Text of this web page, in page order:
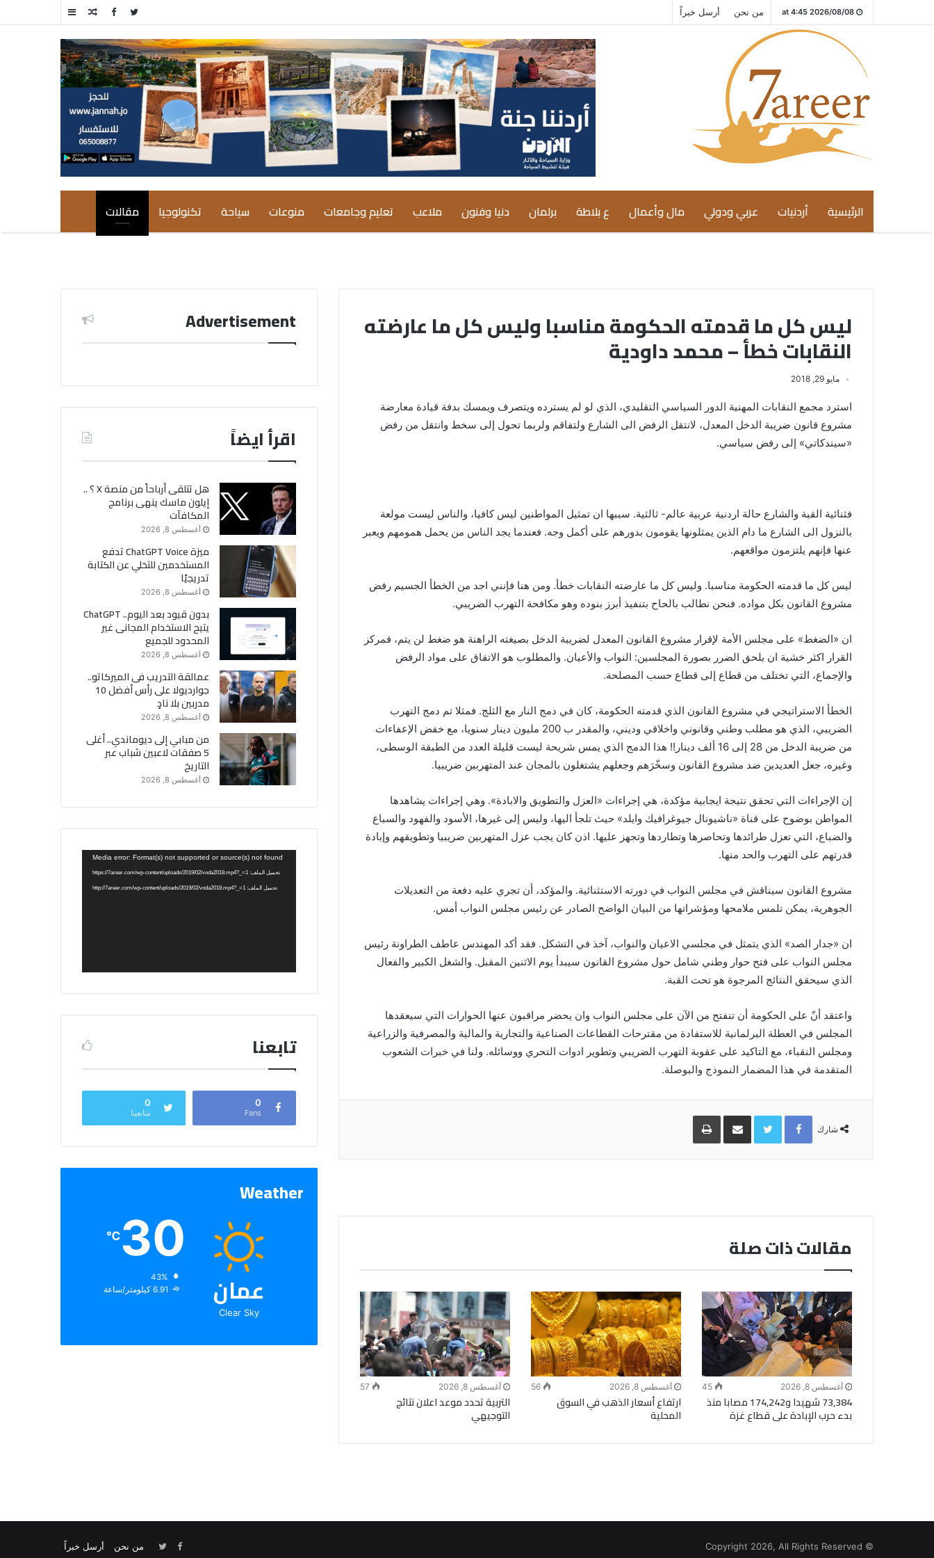
2026/08/08 at 4:45 من نحن أرسل خبراً إضافة
جانبي
مقال
الرئيسية أردنيات عربي ودولي مال وأعمال ع بلاطة برلمان دنيا وفنون ملاعب تعليم وجامعات منوعات سياحة تكنولوجيا مقالات
ليس كل ما قدمته الحكومة مناسبا وليس كل ما عارضته
النقابات خطأ – محمد داودية
مايو 29, 2018
استرد مجمع النقابات المهنية الدور السياسي التقليدي، الذي لو لم يسترده ويتصرف ويمسك بدفة قيادة معارضة
مشروع قانون ضريبة الدخل المعدل، لانتقل الرفض الى الشارع ولتفاقم ولربما تحول إلى سخط وانتقل من رفض
«سيندكاتي» إلى رفض سياسي.
فثنائية القبة والشارع حالة اردنية عربية عالم- ثالثية. سببها ان تمثيل المواطنين ليس كافيا، والناس ليست مولعة
بالنزول الى الشارع ما دام الذين يمثلونها يقومون بدورهم على أكمل وجه. فعندما يجد الناس من يحمل همومهم ويعبر
عنها فإنهم يلتزمون مواقعهم.
ليس كل ما قدمته الحكومة مناسبا. وليس كل ما عارضته النقابات خطأ. ومن هنا فإنني اجد من الخطأ الجسيم رفض
مشروع القانون بكل مواده. فنحن نطالب بالحاح بتنفيذ أبرز بنوده وهو مكافحة التهرب الضريبي.
ان «الضغط» على مجلس الأمة لإقرار مشروع القانون المعدل لضريبة الدخل بصيغته الراهنة هو ضغط لن يتم، فمركز
القرار اكثر خشية ان يلحق الضرر بصورة المجلسين: النواب والأعيان. والمطلوب هو الاتفاق على مواد الرفض
والإجماع، التي تختلف من قطاع إلى قطاع حسب المصلحة.
الخطأ الاستراتيجي في مشروع القانون الذي قدمته الحكومة، كان في دمج النار مع الثلج. فمثلا تم دمج التهرب
الضريبي، الذي هو مطلب وطني وقانوني واخلاقي وديني، والمقدر ب 200 مليون دينار سنويا، مع خفض الإعفاءات
من ضريبة الدخل من 28 إلى 16 ألف دينار!! هذا الدمج الذي يمس شريحة ليست قليلة العدد من الطبقة الوسطى،
وغيره، جعل العديدين ضد مشروع القانون وسخّرَهم وجعلهم يشتغلون بالمجان عند المتهربين ضريبيا.
إن الإجراءات التي تحقق نتيجة ايجابية مؤكدة، هي إجراءات «العزل والتطويق والابادة». وهي إجراءات يشاهدها
المواطن بوضوح على قناة «ناشيونال جيوغرافيك وايلد» حيث تلجأ اليها، وليس إلى غيرها، الأسود والفهود والسباع
والضباع، التي تعزل طرائدها وتحاصرها وتطاردها وتجهز عليها. اذن كان يجب عزل المتهربين ضريبيا وتطويقهم وإبادة
قدرتهم على التهرب والحد منها.
مشروع القانون سيناقش في مجلس النواب في دورته الاستثنائية. والمؤكد، أن تجري عليه دفعة من التعديلات
الجوهرية، يمكن تلمس ملامحها ومؤشراتها من البيان الواضح الصادر عن رئيس مجلس النواب أمس.
ان «جدار الصد» الذي يتمثل في مجلسي الاعيان والنواب، آخذ في التشكل. فقد أكد المهندس عاطف الطراونة رئيس
مجلس النواب على فتح حوار وطني شامل حول مشروع القانون سيبدأ يوم الاثنين المقبل. والشغل الكبير والفعال
الذي سيحقق النتائج المرجوة هو تحت القبة.
واعتقد أنّ على الحكومة أن تنفتح من الآن على مجلس النواب وان يحضر مراقبون عنها الحوارات التي سيعقدها
المجلس في العطلة البرلمانية للاستفادة من مقترحات القطاعات الصناعية والتجارية والمالية والمصرفية والزراعية
ومجلس النقباء، مع التاكيد على عقوبة التهرب الضريبي وتطوير ادوات التحري ووسائله. ولنا في خبرات الشعوب
المتقدمة في هذا المضمار النموذج والبوصلة.
شارك
Facebook
Twitterمشاركة
البريد
طباعة
مقالات ذات صلة
أغسطس 8, 2026 45
73,384 شهيدا و174,242 مصابا منذ
بدء حرب الإبادة على قطاع غزة
أغسطس 8, 2026 56
ارتفاع أسعار الذهب في السوق
المحلية
أغسطس 8, 2026 57
التربية تحدد موعد اعلان نتائج
التوجيهي
Advertisement
اقرأ ايضاً
هل تتلقى أرباحاً من منصة X ؟ ..
إيلون ماسك ينهى برنامج
المكافآت
أغسطس 8, 2026
ميزة ChatGPT Voice تدفع
المستخدمين للتخلي عن الكتابة
تدريجيًا
أغسطس 8, 2026
بدون قيود بعد اليوم.. ChatGPT
يتيح الاستخدام المجانى غير
المحدود للجميع
أغسطس 8, 2026
عمالقة التدريب فى الميركاتو..
جوارديولا على رأس أفضل 10
مدربين بلا نادٍ
أغسطس 8, 2026
من مبابي إلى ديوماندي.. أغلى
5 صفقات لاعبين شباب عبر
التاريخ
أغسطس 8, 2026
مشغل
الفيديو
Media error: Format(s) not supported or source(s) not found
تحميل الملف: https://7areer.com/wp-content/uploads/2019/02/voda2018.mp4?_=1
تحميل الملف: http://7areer.com/wp-content/uploads/2019/02/voda2018.mp4?_=1
تابعنا
0
Fans
0
متابعينا
Weather
عمان
Clear Sky
30
℃
الرطوبة:
الرياح:
© Copyright 2026, All Rights Reserved من نحن أرسل خبراً